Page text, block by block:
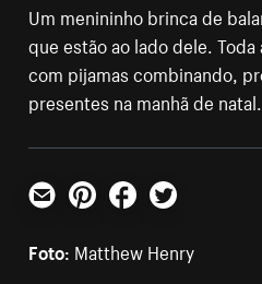
Um menininho brinca de
que estão ao lado dele.
com pijamas combinando,
presentes na manhã de natal.
E-mailPinterestFacebookTwitter
Foto: Matthew Henry